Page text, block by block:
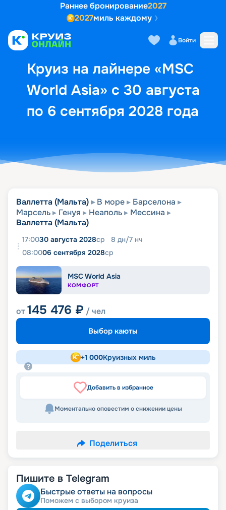
Раннее бронирование2027
2027миль каждому
Войти
Круиз на лайнере «MSC
World Asia» с 30 августа
по 6 сентября 2028 года
Выбор кают Маршрут и
Валлетта (Мальта) В море
Барселона
Марсель
Генуя Неаполь
Мессина
Валлетта (Мальта)
17:0030 августа 2028ср 8 дн/7 нч
08:0006 сентября 2028ср
MSC World Asia
КОМФОРТ
от145 476 ₽ / чел
Выбор каюты
+1 000Круизных миль
Добавить в избранное
Моментально оповестим о снижении цены
Поделиться
Пишите в Telegram
Быстрые ответы на вопросы
Поможем с выбором круиза